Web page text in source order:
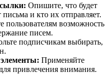
Опишите, что будет
и кто их отправляет.
пользователям возможность
писем.
подписчикам выбирать,
Применяйте
привлечения внимания.